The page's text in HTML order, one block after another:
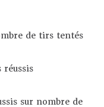
de tirs tentés
réussis
sur nombre de